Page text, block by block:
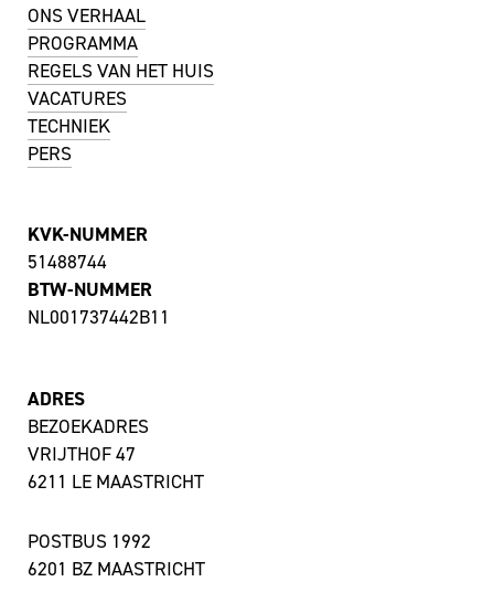
ONS VERHAAL
PROGRAMMA
REGELS VAN HET HUIS
VACATURES
TECHNIEK
PERS
KVK-NUMMER
51488744
BTW-NUMMER
NL001737442B11
ADRES
BEZOEKADRES
VRIJTHOF 47
6211 LE MAASTRICHT
POSTBUS 1992
6201 BZ MAASTRICHT